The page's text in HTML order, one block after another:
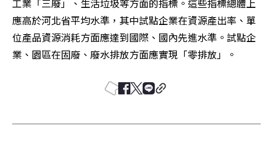
工業「三廢」、生活垃圾等方面的指標。這些指標總體上
應高於河北省平均水準，其中試點企業在資源產出率、單
位產品資源消耗方面應達到國際、國內先進水準。試點企
業、園區在固廢、廢水排放方面應實現「零排放」。